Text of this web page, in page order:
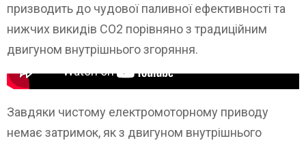
призводить до чудової паливної ефективності та
нижчих викидів CO2 порівняно з традиційним
двигуном внутрішнього згоряння.
Завдяки чистому електромоторному приводу
немає затримок, як з двигуном внутрішнього